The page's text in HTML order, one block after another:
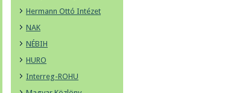
Hermann Ottó Intézet
NAK
NÉBIH
HURO
Interreg-ROHU